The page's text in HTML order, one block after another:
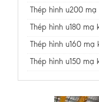
Thép hình u200
Thép hình u180 mạ
Thép hình u160 mạ
Thép hình u150 mạ